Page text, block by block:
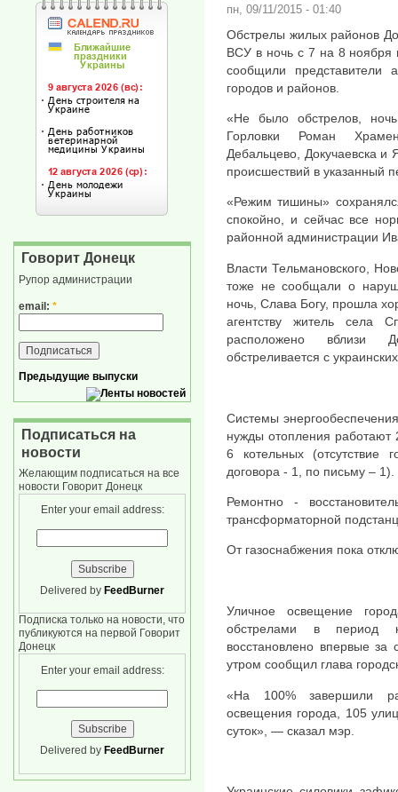
пн, 09/11/2015 - 01:40
Обстрелы жилых районов
ВСУ в ночь с 7 на 8 ноября
сообщили представители
городов и районов.
«Не было обстрелов,
Горловки Роман
Дебальцево, Докучаевска и
происшествий в указанный
«Режим тишины»
спокойно, и сейчас все
районной администрации
Власти Тельмановского,
тоже не сообщали о
ночь, Слава Богу, прошла
агентству житель села
расположено вблизи
обстреливается с
Системы
нужды отопления работают
6 котельных (отсутствие
договора - 1, по письму – 1).
Ремонтно -
трансформаторной
От газоснабжения пока
Уличное освещение
обстрелами в период
восстановлено впервые
утром сообщил глава
«На 100% завершили
освещения города, 105
суток», — сказал мэр.
Говорит Донецк
Рупор администрации
email: *
Предыдущие выпуски
Подписаться на
новости
Желающим подписаться на все
новости Говорит Донецк
Enter your email address:
Delivered by FeedBurner
Подписка только на новости, что
публикуются на первой Говорит
Донецк
Enter your email address:
Delivered by FeedBurner